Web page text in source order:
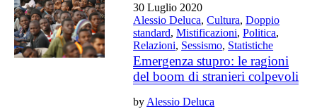
30 Luglio 2020
Alessio Deluca,Cultura,Doppio
standard,Mistificazioni,Politica,
Relazioni, Sessismo, Statistiche
Emergenza stupro: le ragioni
del boom di stranieri colpevoli
by Alessio Deluca